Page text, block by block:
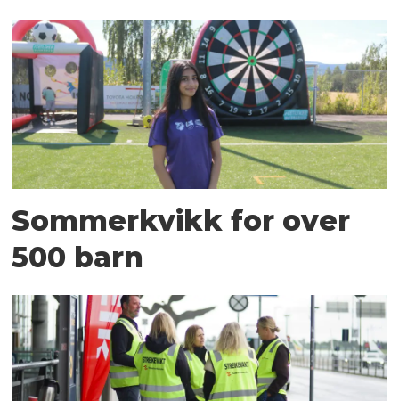
Sommerkvikk for over
500 barn